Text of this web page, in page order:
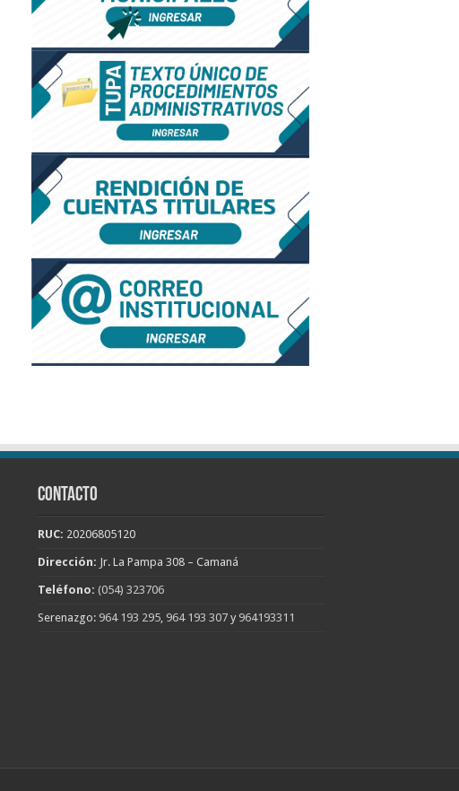
CONTACTO
RUC: 20206805120
Dirección: Jr. La Pampa 308 – Camaná
Teléfono: (054) 323706
Serenazgo: 964 193 295 964 193 307 y 964193311